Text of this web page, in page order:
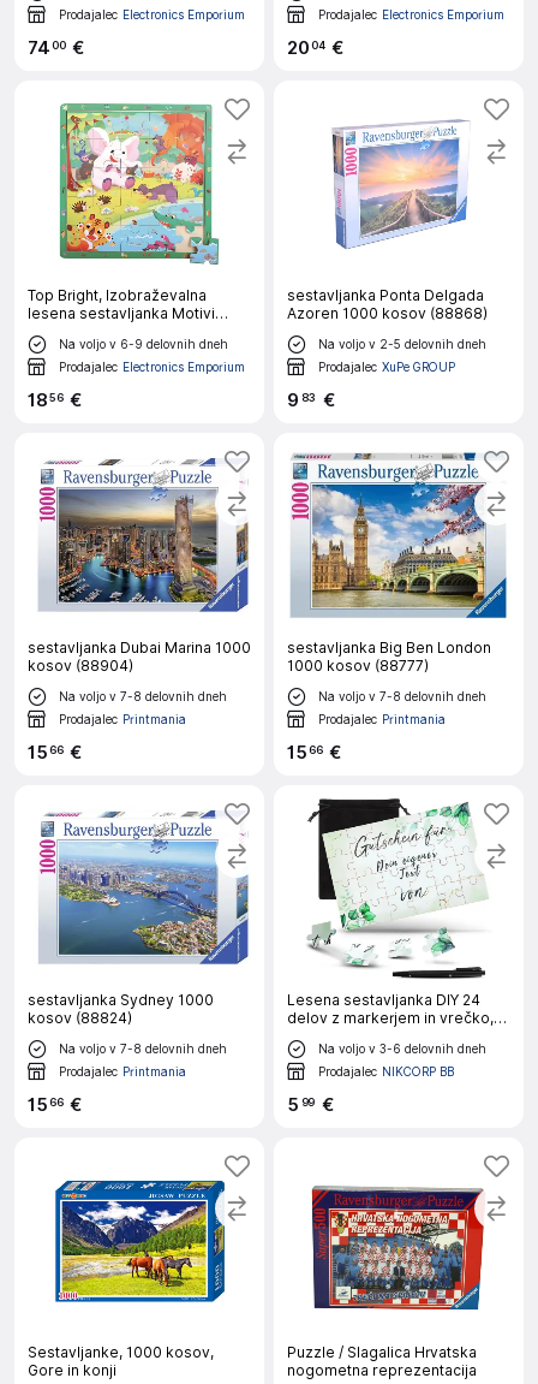
Prodajalec Electronics Emporium
7400 €
Prodajalec Electronics Emporium
2004 €
Top Bright, Izobraževalna
lesena sestavljanka Motivi
Jungle 25 kosov z okvirjem,
Večbarvna
Na voljo v 6-9 delovnih dneh
Prodajalec Electronics Emporium
1856 €
sestavljanka Ponta Delgada
Azoren 1000 kosov (88868)
Na voljo v 2-5 delovnih dneh
Prodajalec XuPe GROUP
9 83 €
sestavljanka Dubai Marina 1000
kosov (88904)
Na voljo v 7-8 delovnih dneh
Prodajalec Printmania
1566 €
sestavljanka Big Ben London
1000 kosov (88777)
Na voljo v 7-8 delovnih dneh
Prodajalec Printmania
1566 €
sestavljanka Sydney 1000
kosov (88824)
Na voljo v 7-8 delovnih dneh
Prodajalec Printmania
1566 €
Lesena sestavljanka DIY 24
delov z markerjem in vrečko,
motiv listja, 15x10 cm, za
ustvarjanje in osebna darila,
naraven les
Na voljo v 3-6 delovnih dneh
Prodajalec NIKCORP BB
5 99 €
Sestavljanke, 1000 kosov,
Gore in konji
Puzzle / Slagalica Hrvatska
nogometna reprezentacija